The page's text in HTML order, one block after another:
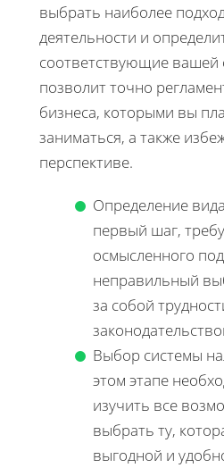
выбрать наиболее
деятельности и
соответствующие вашей
позволит точно
бизнеса, которыми вы
заниматься, а также
перспективе.
Определение
первый шаг,
осмысленного
неправильный
за собой
Выбор системы
этом этапе
изучить все
выбрать ту,
выгодной и